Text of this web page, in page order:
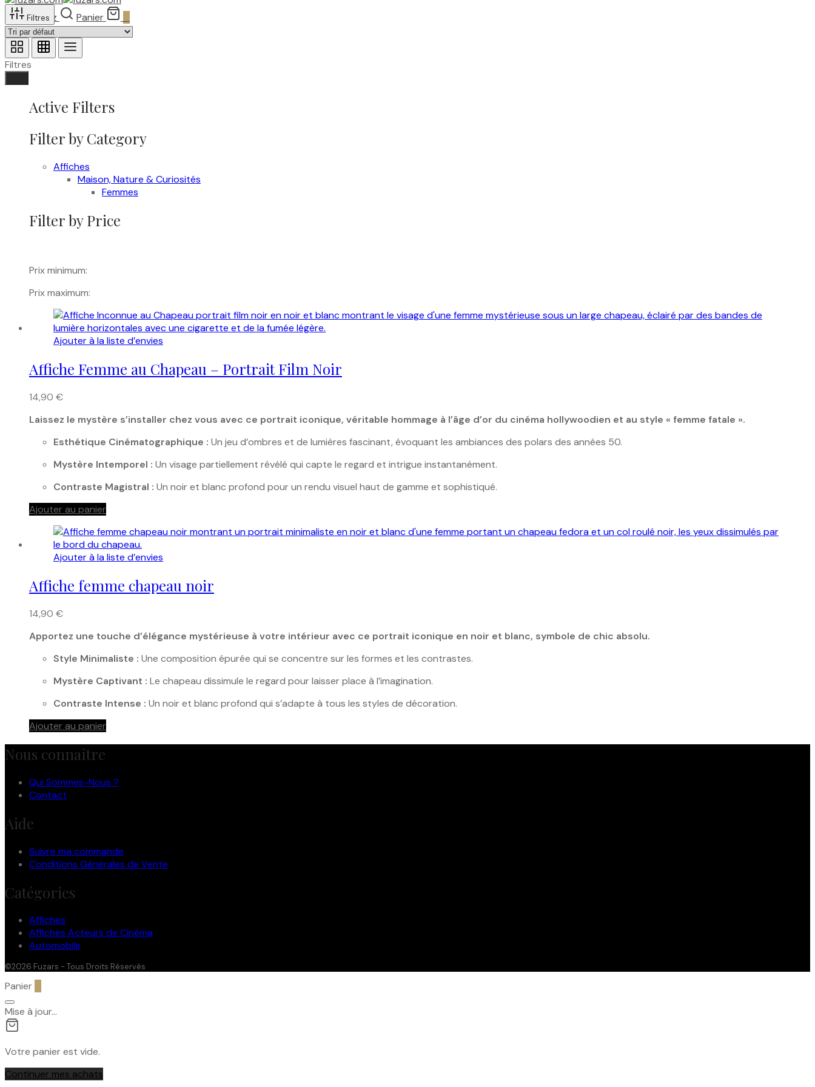
Recherchez Panier
Filtres
Filtres
Active Filters
Filter by Category
Affiches
Maison, Nature & Curiosités
Femmes
Filter by Price
Prix minimum:
Prix maximum:
Ajouter à la liste d’envies
Affiche Femme au Chapeau – Portrait Film Noir
14,90 €
Laissez le mystère s’installer chez vous avec ce portrait iconique, véritable hommage à l’âge d’or du cinéma hollywoodien et au style « femme fatale ».
Esthétique Cinématographique : Un jeu d’ombres et de lumières fascinant, évoquant les ambiances des polars des années 50.
Mystère Intemporel : Un visage partiellement révélé qui capte le regard et intrigue instantanément.
Contraste Magistral : Un noir et blanc profond pour un rendu visuel haut de gamme et sophistiqué.
Ajouter au panier
Ajouter à la liste d’envies
Affiche femme chapeau noir
14,90 €
Apportez une touche d’élégance mystérieuse à votre intérieur avec ce portrait iconique en noir et blanc, symbole de chic absolu.
Style Minimaliste : Une composition épurée qui se concentre sur les formes et les contrastes.
Mystère Captivant : Le chapeau dissimule le regard pour laisser place à l’imagination.
Contraste Intense : Un noir et blanc profond qui s’adapte à tous les styles de décoration.
Ajouter au panier
Nous connaître
Qui Sommes-Nous ?
Contact
Aide
Suivre ma commande
Conditions Générales de Vente
Catégories
Affiches
Affiches Acteurs de Cinéma
Automobile
©2026 Fuzars - Tous Droits Réservés
Panier
Mise à jour…
Votre panier est vide.
Continuer mes achats